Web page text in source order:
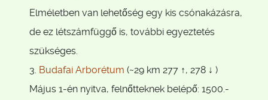
Elméletben van lehetőség egy kis csónakázásra,
de ez létszámfüggő is, további egyeztetés
szükséges.
3. Budafai Arborétum (~29 km 277 ↑, 278 ↓ )
Május 1-én nyitva, felnőtteknek belépő: 1500.-